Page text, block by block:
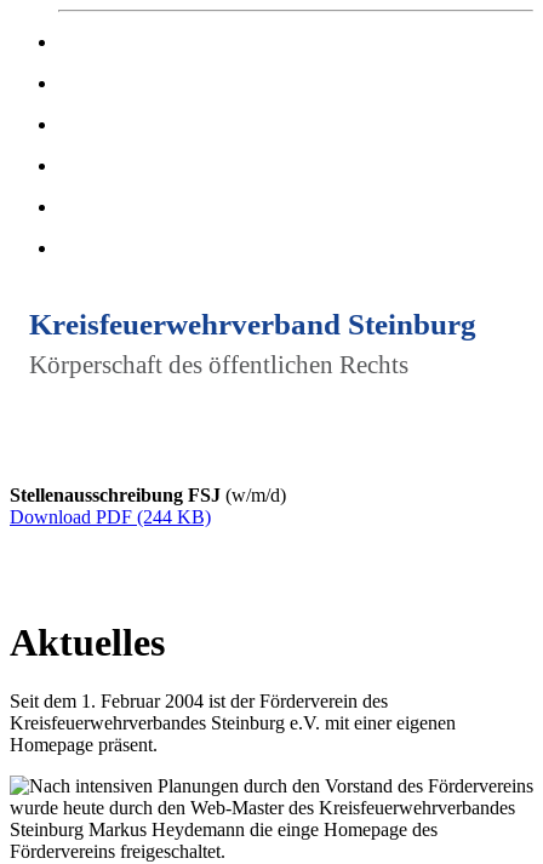
Kreisfeuerwehrverband Steinburg
Körperschaft des öffentlichen Rechts
Stellenausschreibung FSJ (w/m/d)
Download PDF (244 KB)
Aktuelles
Seit dem 1. Februar 2004 ist der Förderverein des
Kreisfeuerwehrverbandes Steinburg e.V. mit einer eigenen
Homepage präsent.
Nach intensiven Planungen durch den Vorstand des Fördervereins
wurde heute durch den Web-Master des Kreisfeuerwehrverbandes
Steinburg Markus Heydemann die einge Homepage des
Fördervereins freigeschaltet.